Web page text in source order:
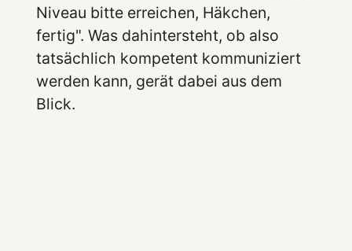
Niveau bitte erreichen, Häkchen,
fertig". Was dahintersteht, ob also
tatsächlich kompetent kommuniziert
werden kann, gerät dabei aus dem
Blick.